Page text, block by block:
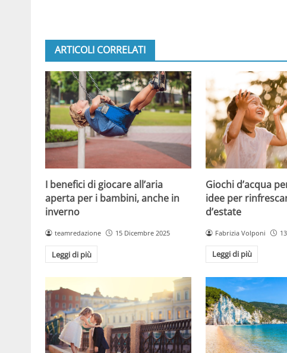
ARTICOLI CORRELATI
I benefici di giocare all’aria
aperta per i bambini, anche in
inverno
teamredazione 15 Dicembre 2025
Leggi di più
Giochi d’acqua
idee per
d’estate
Fabrizia Volponi
Leggi di più